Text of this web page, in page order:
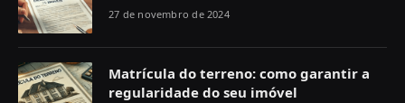
27 de novembro de 2024
Matrícula do terreno: como garantir a
regularidade do seu imóvel